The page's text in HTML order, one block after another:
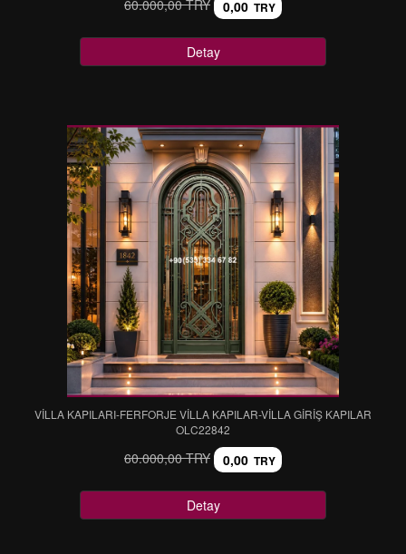
60.000,00 TRY 0,00 TRY
Detay
VİLLA KAPILARI-FERFORJE VİLLA KAPILAR-VİLLA GİRİŞ KAPILAR
OLC22842
60.000,00 TRY 0,00 TRY
Detay